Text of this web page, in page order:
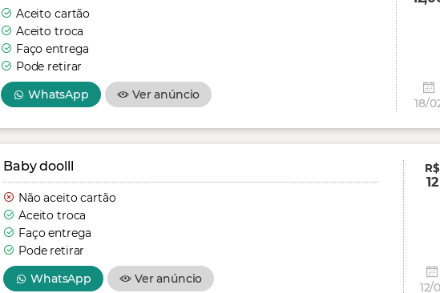
Aceito cartão
Aceito troca
Faço entrega
Pode retirar
WhatsApp
Ver anúncio
18/
Baby doolll
Não aceito cartão
Aceito troca
Faço entrega
Pode retirar
WhatsApp
Ver anúncio
R$
12
12/